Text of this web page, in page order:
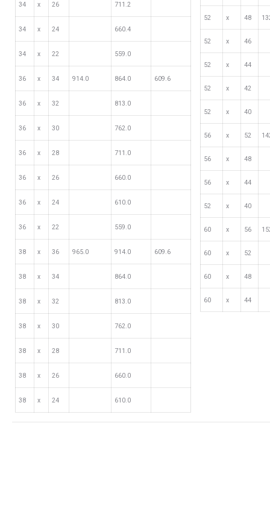
34 х 26 711.2
34 х 24 660.4
34 х 22 559.0
36 х 34 914.0 864.0 609.6
36 х 32 813.0
36 х 30 762.0
36 х 28 711.0
36 х 26 660.0
36 х 24 610.0
36 х 22 559.0
38 х 36 965.0 914.0 609.6
38 х 34 864.0
38 х 32 813.0
38 х 30 762.0
38 х 28 711.0
38 х 26 660.0
38 х 24 610.0
52 х 48
52 х 46
52 х 44
52 х 42
52 х 40
56 х 52
56 х 48
56 х 44
52 х 40
60 х 56
60 х 52
60 х 48
60 х 44